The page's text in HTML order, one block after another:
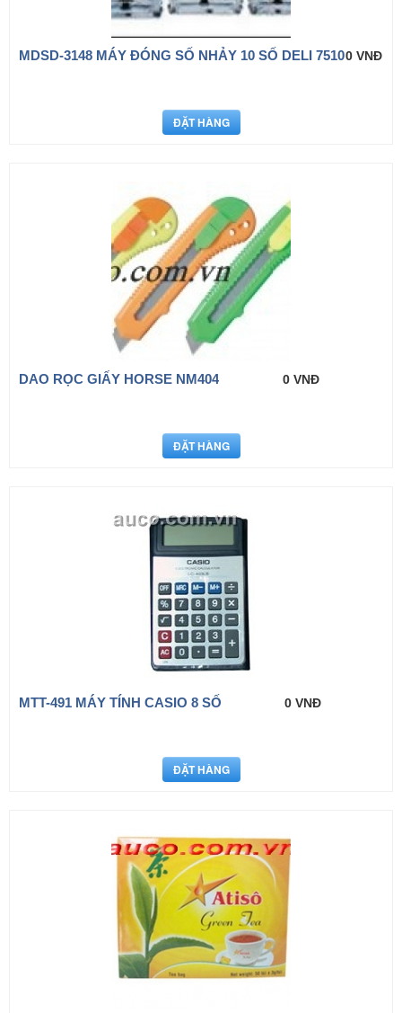
MDSD-3148 MÁY ĐÓNG SỐ NHẢY 10 SỐ DELI 75100 VNĐ
DAO RỌC GIẤY HORSE NM404 0 VNĐ
MTT-491 MÁY TÍNH CASIO 8 SỐ 0 VNĐ